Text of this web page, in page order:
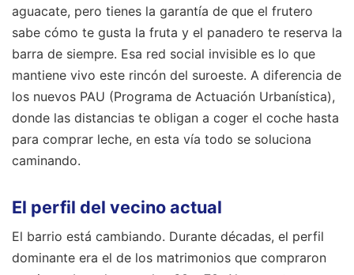
aguacate, pero tienes la garantía de que el frutero
sabe cómo te gusta la fruta y el panadero te reserva la
barra de siempre. Esa red social invisible es lo que
mantiene vivo este rincón del suroeste. A diferencia de
los nuevos PAU (Programa de Actuación Urbanística),
donde las distancias te obligan a coger el coche hasta
para comprar leche, en esta vía todo se soluciona
caminando.
El perfil del vecino actual
El barrio está cambiando. Durante décadas, el perfil
dominante era el de los matrimonios que compraron